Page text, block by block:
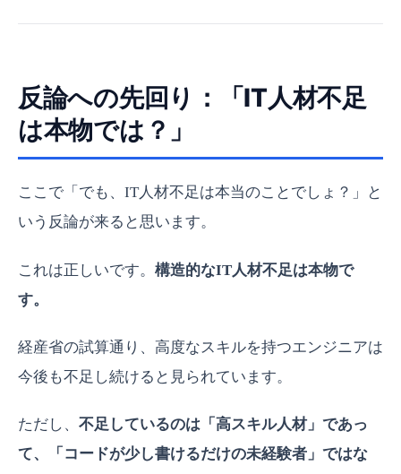
反論への先回り：「IT人材不足
は本物では？」
ここで「でも、IT人材不足は本当のことでしょ？」と
いう反論が来ると思います。
これは正しいです。 構造的なIT人材不足は本物で
す。
経産省の試算通り、高度なスキルを持つエンジニアは
今後も不足し続けると見られています。
ただし、 不足しているのは「高スキル人材」であっ
て、「コードが少し書けるだけの未経験者」ではな